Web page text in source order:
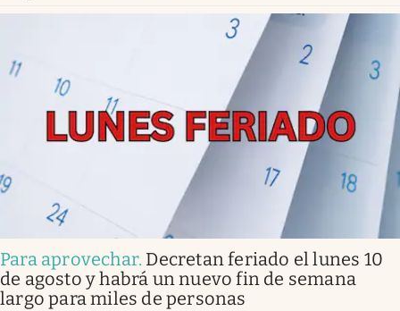
Para aprovechar. Decretan feriado el lunes 10
de agosto y habrá un nuevo fin de semana
largo para miles de personas